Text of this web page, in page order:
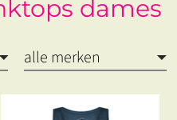
dames